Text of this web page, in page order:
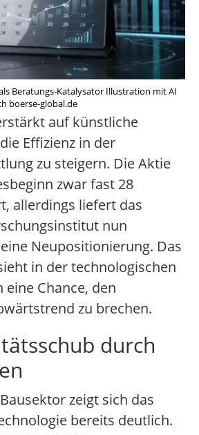
Beratungs-Katalysator Illustration mit AI
boerse-global.de
auf künstliche
Effizienz in der
zu steigern. Die Aktie
zwar fast 28
allerdings liefert das
nun
Neupositionierung. Das
in der technologischen
Chance, den
zu brechen.
durch
zeigt sich das
bereits deutlich.